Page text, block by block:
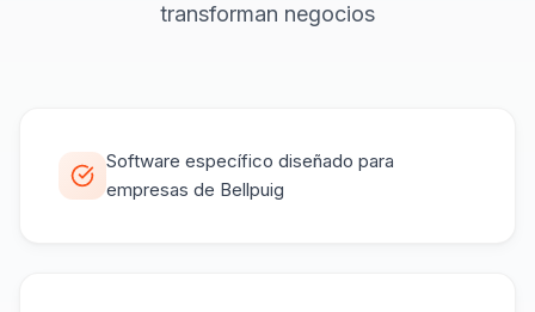
transforman negocios
Software específico diseñado para
empresas de Bellpuig